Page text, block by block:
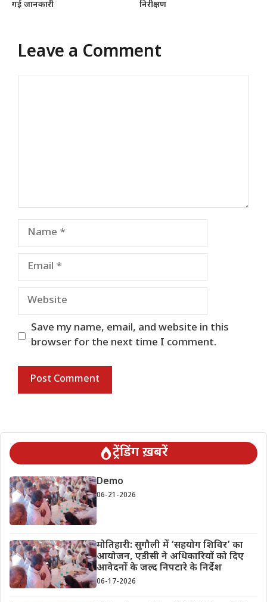
गई जानकारी
निरीक्षण
Leave a Comment
Name
Email
Website
Save my name, email, and website in this
browser for the next time I comment.
ट्रेंडिंग ख़बरें
Demo
06-21-2026
मोतिहारी: सुगौली में ‘सहयोग शिविर’ का
आयोजन, एडीसी ने अधिकारियों को दिए
आवेदनों के जल्द निपटारे के निर्देश
06-17-2026